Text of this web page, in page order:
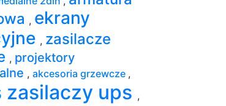
, ekrany
, zasilacze
, projektory
, akcesoria grzewcze ,
zasilaczy ups ,